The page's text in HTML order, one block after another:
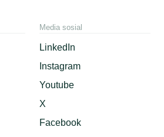
Media sosial
LinkedIn
Instagram
Youtube
X
Facebook